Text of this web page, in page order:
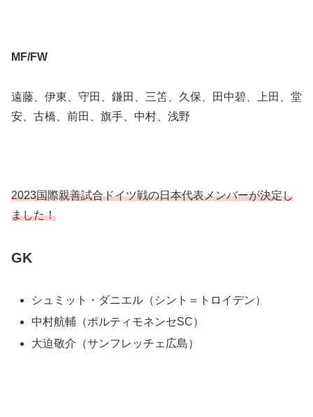
MF/FW
遠藤、伊東、守田、鎌田、三笘、久保、田中碧、上田、堂
安、古橋、前田、旗手、中村、浅野
2023国際親善試合ドイツ戦の日本代表メンバーが決定し
ました！
GK
シュミット・ダニエル（シント＝トロイデン）
中村航輔（ポルティモネンセSC）
大迫敬介（サンフレッチェ広島）